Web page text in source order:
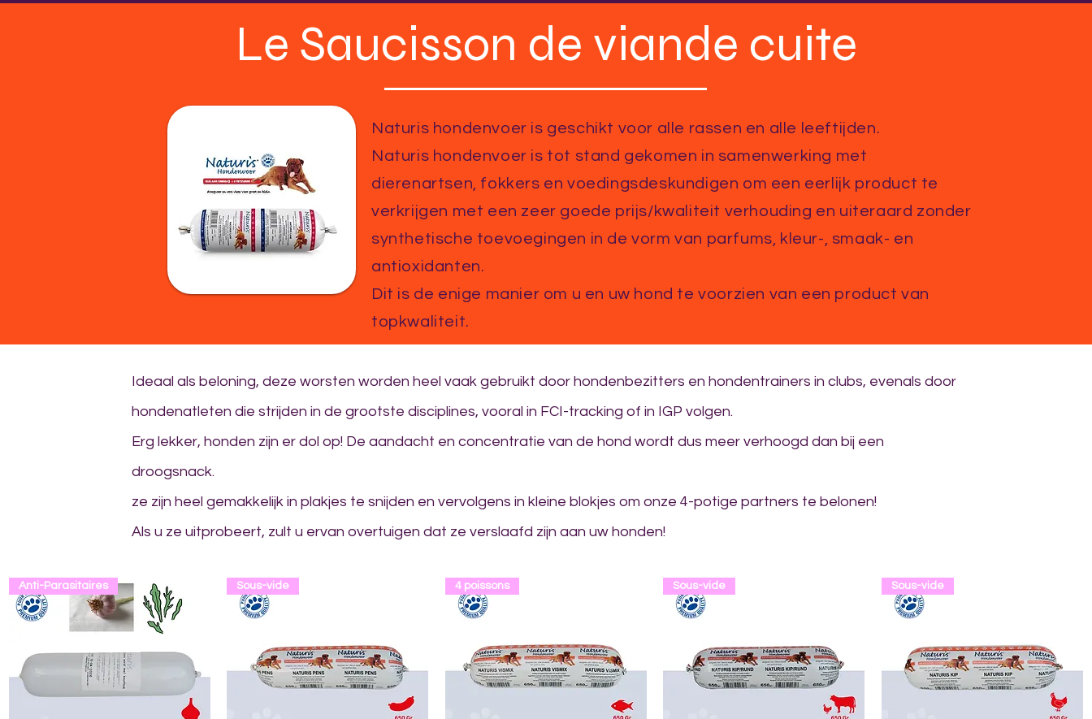
ontvangst FORMULES SPÉCIALES VIANDES POISSONS MASTICATIONS/RÉCOMPENSES COMPLÉMENTS
Le Saucisson de viande cuite
Naturis hondenvoer is geschikt voor alle rassen en alle leeftijden.
Naturis hondenvoer is tot stand gekomen in samenwerking met
dierenartsen, fokkers en voedingsdeskundigen om een eerlijk product te
verkrijgen met een zeer goede prijs/kwaliteit verhouding en uiteraard zonder
synthetische toevoegingen in de vorm van parfums, kleur-, smaak- en
antioxidanten.
Dit is de enige manier om u en uw hond te voorzien van een product van
topkwaliteit.
Ideaal als beloning, deze worsten worden heel vaak gebruikt door hondenbezitters en hondentrainers in clubs, evenals door
hondenatleten die strijden in de grootste disciplines, vooral in FCI-tracking of in IGP volgen.
Erg lekker, honden zijn er dol op! De aandacht en concentratie van de hond wordt dus meer verhoogd dan bij een
droogsnack.
ze zijn heel gemakkelijk in plakjes te snijden en vervolgens in kleine blokjes om onze 4-potige partners te belonen!
Als u ze uitprobeert, zult u ervan overtuigen dat ze verslaafd zijn aan uw honden!
Anti-Parasitaires Sous-vide 4 poissons Sous-vide Sous-vide